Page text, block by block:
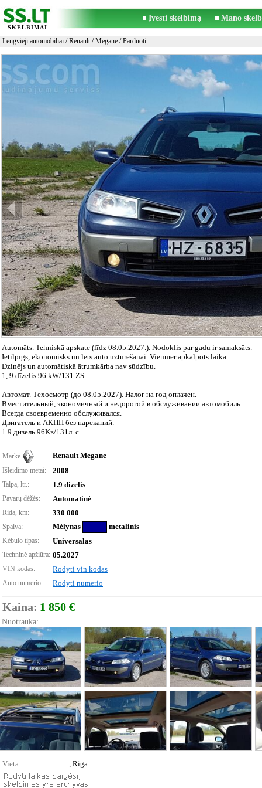
SKELBIMAI
Įvesti skelbimą Mano
Lengvieji automobiliai /Renault/Megane / Parduoti
Automāts. Tehniskā apskate (līdz 08.05.2027.). Nodoklis par gadu ir samaksāts.
Ietilpīgs, ekonomisks un lēts auto uzturēšanai. Vienmēr apkalpots laikā.
Dzinējs un automātiskā ātrumkārba nav sūdzību.
1, 9 dīzelis 96 kW/131 ZS
Автомат. Техосмотр (до 08.05.2027). Налог на год оплачен.
Вместительный, экономичный и недорогой в обслуживании автомобиль.
Всегда своевременно обслуживался.
Двигатель и АКПП без нареканий.
1.9 дизель 96Kв/131л. с.
Markė Renault Megane
Išleidimo metai: 2008
Talpa, ltr.: 1.9 dizelis
Pavarų dėžės: Automatinė
Rida, km: 330 000
Spalva: Mėlynas metalinis
Kėbulo tipas: Universalas
Techninė apžiūra: 05.2027
VIN kodas: Rodyti vin kodas
Auto numerio: Rodyti numerio
Kaina: 1 850 €
Nuotrauka:
Vieta: , Riga